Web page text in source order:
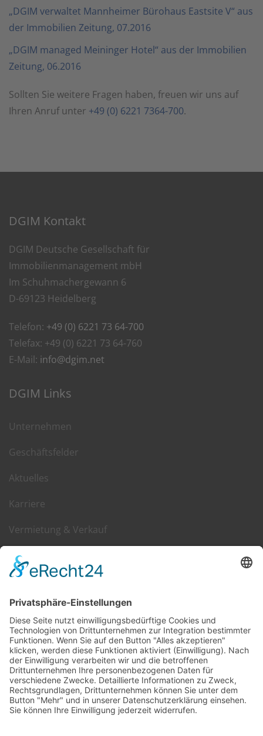
„DGIM verwaltet Mannheimer Bürohaus Eastsite V“ aus
der Immobilien Zeitung, 07.2016
„DGIM managed Meininger Hotel“ aus der Immobilien
Zeitung, 06.2016
Sollten Sie weitere Fragen haben, freuen wir uns auf
Ihren Anruf unter +49 (0) 6221 7364-700.
DGIM Kontakt
DGIM Deutsche Gesellschaft für
Immobilienmanagement mbH
Im Schuhmachergewann 6
D-69123 Heidelberg
Telefon: +49 (0) 6221 73 64-700
Telefax: +49 (0) 6221 73 64-760
E-Mail: info@dgim.net
DGIM Links
Unternehmen
Geschäftsfelder
Aktuelles
Karriere
Vermietung & Verkauf
Kontakt
Presse
Hier geht es zumDownloadbereich.